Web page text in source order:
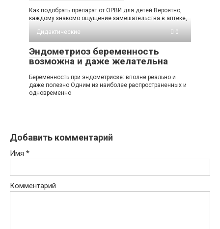
Как подобрать препарат от ОРВИ для детей Вероятно,
каждому знакомо ощущение замешательства в аптеке,
Дидактические
0
Эндометриоз беременность
возможна и даже желательна
Беременность при эндометриозе: вполне реально и
даже полезно Одним из наиболее распространенных и
одновременно
Добавить комментарий
Имя *
Комментарий